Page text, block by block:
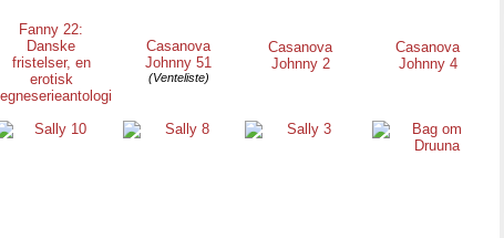
Fanny 22:
Danske
fristelser, en
erotisk
Casanova
Johnny 51
(Venteliste)
Casanova
Johnny 2
Casanova
Johnny 4